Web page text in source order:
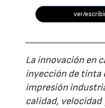
ver/
La innovación en
inyección de tinta
impresión
calidad,